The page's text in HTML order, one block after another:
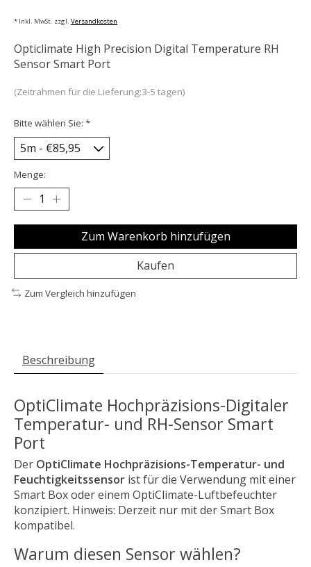
* Inkl. MwSt. zzgl. Versandkosten
Opticlimate High Precision Digital Temperature RH
Sensor Smart Port
(Zeitrahmen für die Lieferung:3-5 tagen)
Bitte wählen Sie: *
Menge:
Zum Warenkorb hinzufügen
Kaufen
Zum Vergleich hinzufügen
Beschreibung
OptiClimate Hochpräzisions-Digitaler
Temperatur- und RH-Sensor Smart
Port
Der OptiClimate Hochpräzisions-Temperatur- und
Feuchtigkeitssensor ist für die Verwendung mit einer
Smart Box oder einem OptiClimate-Luftbefeuchter
konzipiert. Hinweis: Derzeit nur mit der Smart Box
kompatibel.
Warum diesen Sensor wählen?